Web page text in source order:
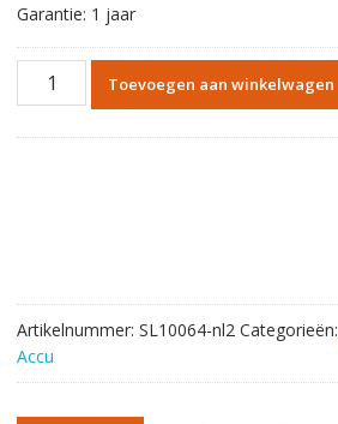
Garantie: 1 jaar
laptop
Toevoegen aan winkelwagen
Artikelnummer: SL10064-nl2 Categorieën:
Accu